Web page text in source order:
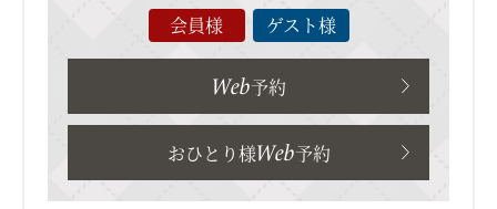
会員様 ゲスト様
Web予約
おひとり様Web予約